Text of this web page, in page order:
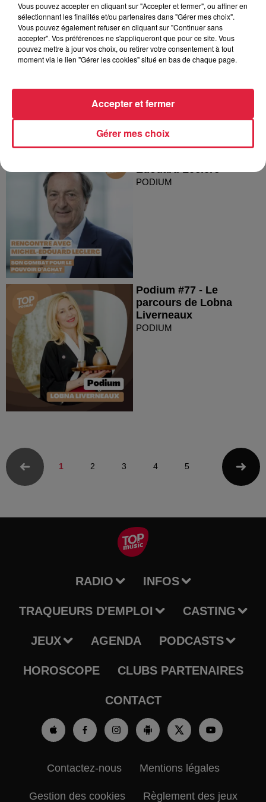
Podium #78 - Le
parcours de Magali
Weller
PODIUM
PODIUM
Podium #77 - Le
parcours de Lobna
Liverneaux
PODIUM
1 2 3 4 5
RADIO INFOS
TRAQUEURS D'EMPLOI CASTING
JEUX AGENDA PODCASTS
HOROSCOPE CLUBS PARTENAIRES
CONTACT
Contactez-nous Mentions légales
Gestion des cookies Règlement des jeux
Vous pouvez accepter en cliquant sur "Accepter et fermer", ou affiner en
sélectionnant les finalités et/ou partenaires dans "Gérer mes choix".
Vous pouvez également refuser en cliquant sur "Continuer sans
accepter". Vos préférences ne s'appliqueront que pour ce site. Vous
pouvez mettre à jour vos choix, ou retirer votre consentement à tout
moment via le lien "Gérer les cookies" situé en bas de chaque page.
Gérer mes choix
Accepter et fermer